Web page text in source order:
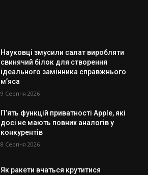
Науковці змусили салат виробляти
свинячий білок для створення
ідеального замінника справжнього
м’яса
9 Серпня 2026
П’ять функцій приватності Apple, які
досі не мають повних аналогів у
конкурентів
8 Серпня 2026
Як ракети вчаться крутитися